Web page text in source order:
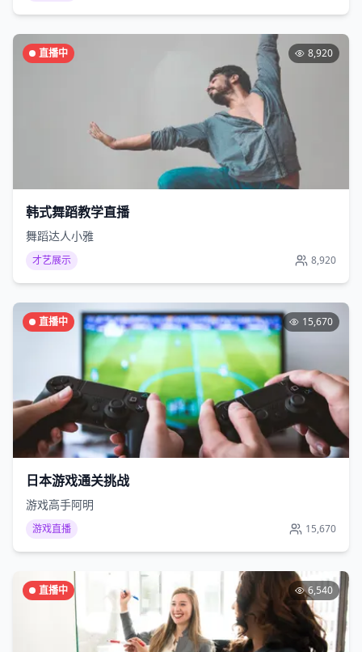
直播中 8,920
韩式舞蹈教学直播
舞蹈达人小雅
才艺展示 8,920
直播中 15,670
日本游戏通关挑战
游戏高手阿明
游戏直播 15,670
直播中 6,540